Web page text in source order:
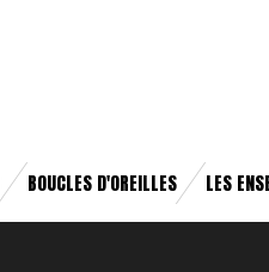
BOUCLES D'OREILLES LES